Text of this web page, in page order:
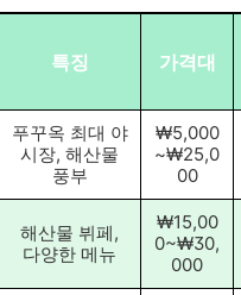
특징 가격대
푸꾸옥 최대 야
시장, 해산물
풍부
₩5,000
~₩25,0
00
해산물 뷔페,
다양한 메뉴
₩15,00
0~₩30,
000